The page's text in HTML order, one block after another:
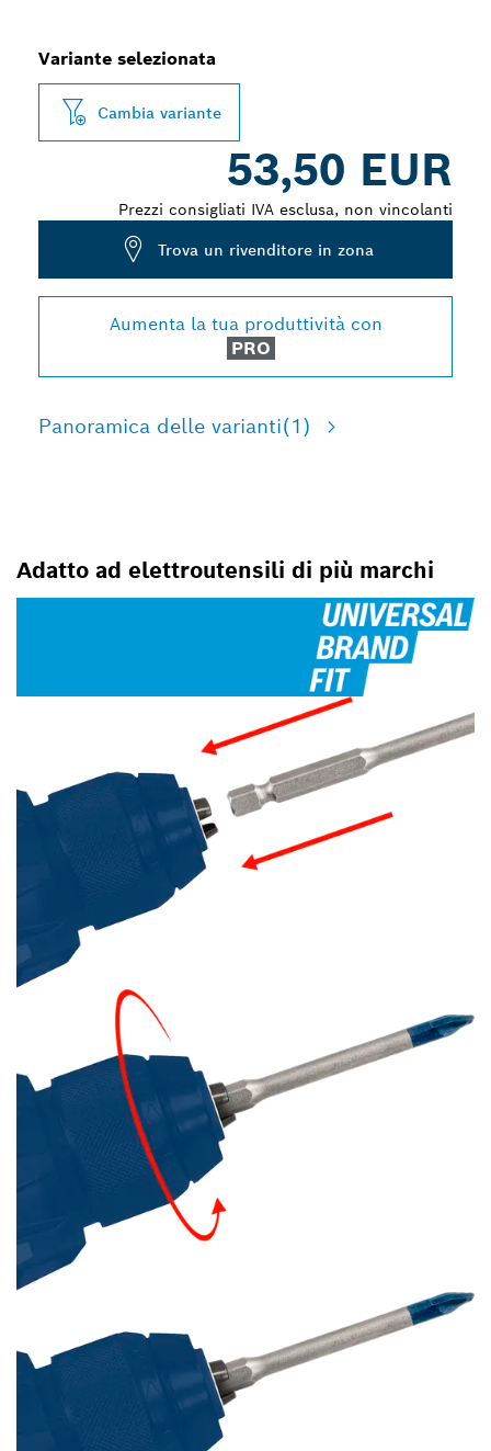
Variante selezionata
Cambia variante
53,50 EUR
Prezzi consigliati IVA esclusa, non vincolanti
Trova un rivenditore in zona
Aumenta la tua produttività con
PRO
Panoramica delle varianti(1)
Adatto ad elettroutensili di più marchi